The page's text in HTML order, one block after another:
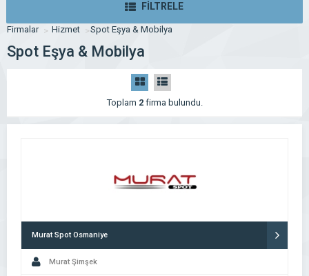
FİLTRELE
Firmalar Hizmet Spot Eşya & Mobilya
Spot Eşya & Mobilya
Toplam 2firma bulundu.
Murat Spot Osmaniye
Murat Şimşek